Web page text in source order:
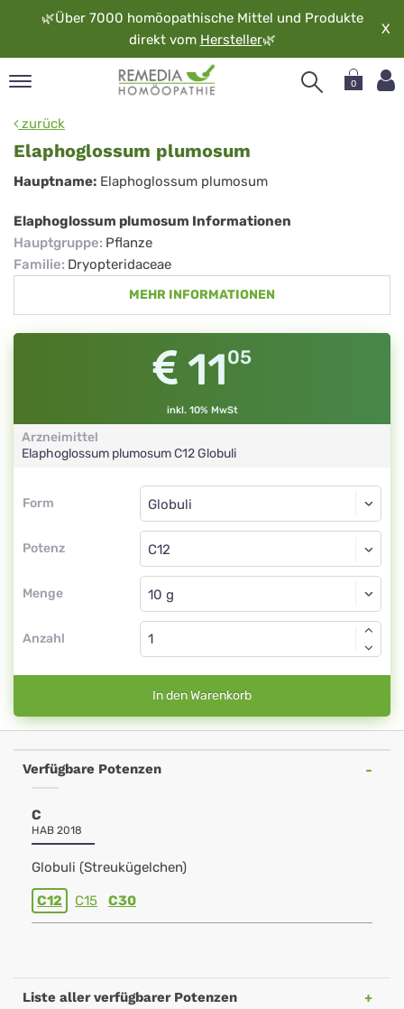
🌿Über 7000 homöopathische Mittel und Produkte
direkt vom Hersteller🌿
X
0
zurück
Elaphoglossum plumosum
Elaphoglossum
plumosum
Hauptname: Elaphoglossum plumosum
Elaphoglossum plumosum Informationen
Hauptgruppe: Pflanze
Familie: Dryopteridaceae
MEHR INFORMATIONEN
1105
inkl. 10% MwSt
Arzneimittel
Elaphoglossum plumosumC12Globuli
Form
Form
Potenz
Globuli
C12
Menge
Globuli
Anzahl
In den Warenkorb
Verfügbare Potenzen
C
HAB 2018
Globuli (Streukügelchen)
C12 C15 C30
Liste aller verfügbarer Potenzen